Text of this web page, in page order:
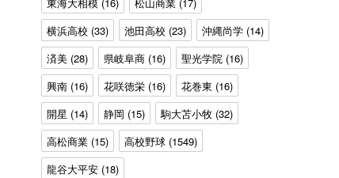
横浜高校 (33) 池田高校 (23) 沖縄尚学(14)
済美(28) 県岐阜商(16) 聖光学院(16)
興南(16) 花咲徳栄(16) 花巻東 (16)
開星 (14) 静岡 (15) 駒大苫小牧(32)
高松商業(15) 高校野球(1549)
龍谷大平安(18)